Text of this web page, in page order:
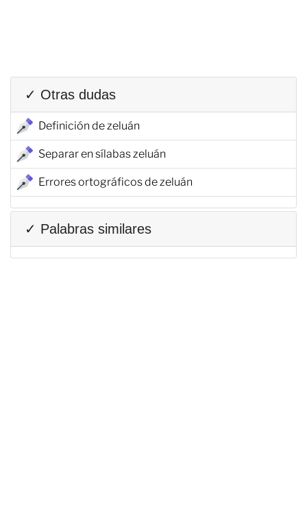
✓ Otras dudas
Definición de zeluán
Separar en sílabas zeluán
Errores ortográficos de zeluán
✓ Palabras similares